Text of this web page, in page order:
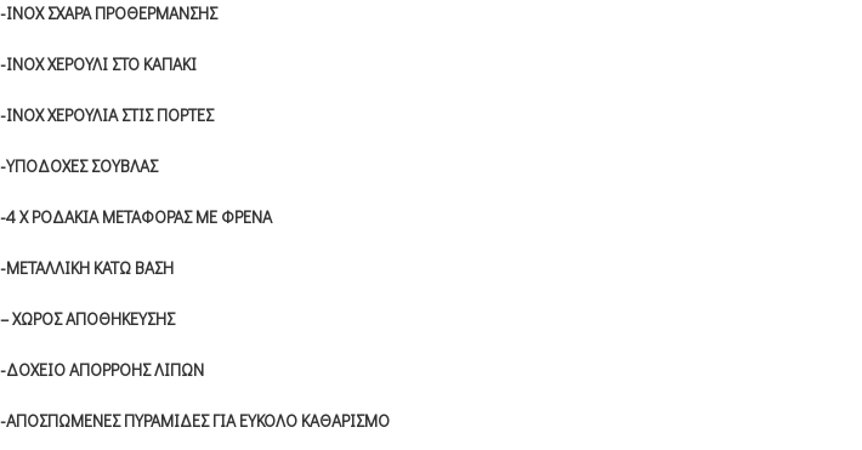
-INOX ΣΧΑΡΑ ΠΡΟΘΕΡΜΑΝΣΗΣ
-INOX ΧΕΡΟΥΛΙ ΣΤΟ ΚΑΠΑΚΙ
-ΙΝΟΧ XΕΡΟΥΛΙΑ ΣΤΙΣ ΠΟΡΤΕΣ
-ΥΠΟΔΟΧΕΣ ΣΟΥΒΛΑΣ
-4 Χ ΡΟΔΑΚΙΑ ΜΕΤΑΦΟΡΑΣ ΜΕ ΦΡΕΝΑ
-ΜΕΤΑΛΛΙΚΗ ΚΑΤΩ ΒΑΣΗ
– ΧΩΡΟΣ ΑΠΟΘΗΚΕΥΣΗΣ
-ΔΟΧΕΙΟ ΑΠΟΡΡΟΗΣ ΛΙΠΩΝ
-ΑΠΟΣΠΩΜΕΝΕΣ ΠΥΡΑΜΙΔΕΣ ΓΙΑ ΕΥΚΟΛΟ ΚΑΘΑΡΙΣΜΟ